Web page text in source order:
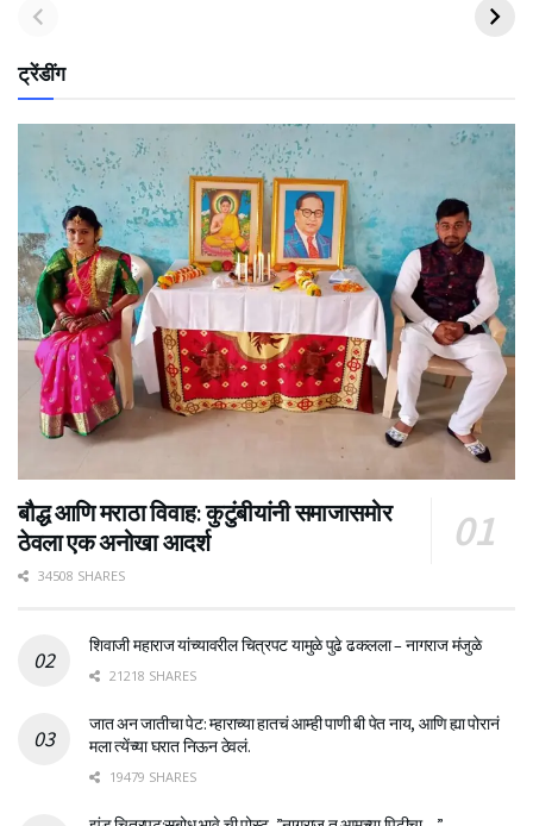
ट्रेंडींग
बौद्ध आणि मराठा विवाह: कुटुंबीयांनी समाजासमोर
ठेवला एक अनोखा आदर्श
34508 SHARES
शिवाजी महाराज यांच्यावरील चित्रपट यामुळे पुढे ढकलला – नागराज मंजुळे
21218 SHARES
जात अन जातीचा पेट: म्हाराच्या हातचं आम्ही पाणी बी पेत नाय, आणि ह्या पोरानं
मला त्येंच्या घरात निऊन ठेवलं.
19479 SHARES